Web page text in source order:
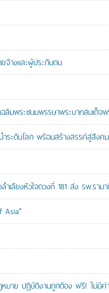
จ้างและผู้ประกันตน
มพระชนมพรรษาพระบาทสมเด็จพ
ระดับโลก พร้อมสร้างสรรค์สู่สังค
ำเลียงหัวใจดวงที่ 181 ส่ง รพ.ราม
Asia”
าย ปฏิบัติงานถูกต้อง ฟรี! ไม่มีค่า